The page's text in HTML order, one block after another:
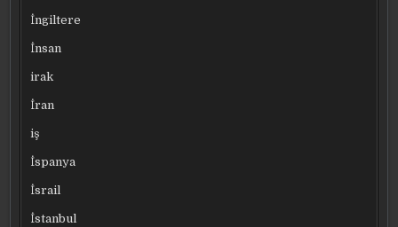
İngiltere
İnsan
irak
İran
iş
İspanya
İsrail
İstanbul